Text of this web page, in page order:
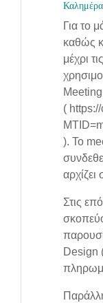
Για το
καθώς
μέχρι
(
). Το
αρχίζει
Στις
Design